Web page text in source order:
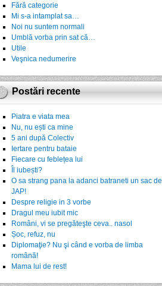
Fără categorie
Mi s-a intamplat sa…
Noi nu suntem normali
Umblă vorba prin sat că…
Utile
Veşnica nedumerire
Postări recente
Piatra e viata mea
Nu, nu ești ca mine
5 ani după Colectiv
Iertare pentru bataie
Fiecare cu feblețea lui
Îl iubești?
O sa strang pana la adanci batraneti un sac de
JAP!
Despre religie in 3 vorbe
Dragul meu iubit mic
Români, vi se pregăteşte ceva.. nasol
Șoc, refuz, nu
Diplomaţie? Nu şi când e vorba de limba
română!
Mama lui de rest!